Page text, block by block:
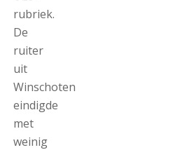
rubriek.
De
ruiter
uit
Winschoten
eindigde
met
weinig